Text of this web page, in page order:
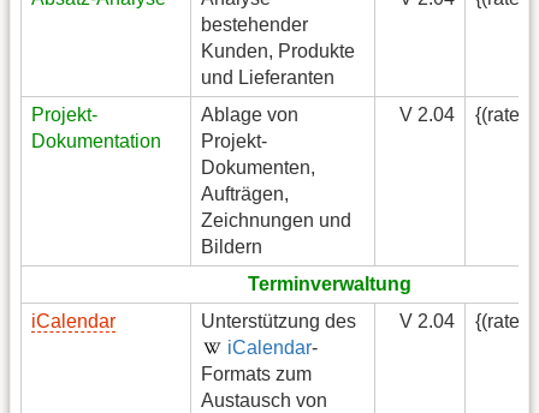
bestehender
Kunden, Produkte
und Lieferanten
Projekt-
Dokumentation
Ablage von
Projekt-
Dokumenten,
Aufträgen,
Zeichnungen und
Bildern
V 2.04
Terminverwaltung
iCalendar
Unterstützung des
iCalendar-
Formats zum
Austausch von
V 2.04